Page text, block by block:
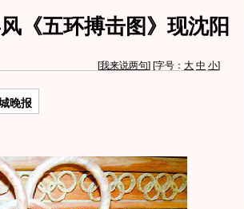
《五环搏击图》现沈阳
[我来说两句] [字号： 大 中 小]
晚报